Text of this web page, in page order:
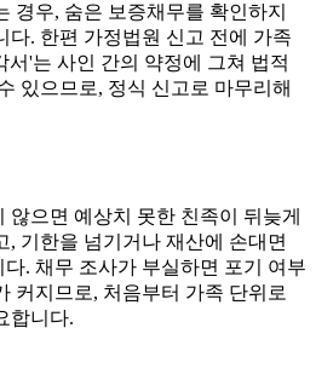
경우, 숨은 보증채무를 확인하지
다. 한편 가정법원 신고 전에 가족
서'는 사인 간의 약정에 그쳐 법적
있으므로, 정식 신고로 마무리해
않으면 예상치 못한 친족이 뒤늦게
, 기한을 넘기거나 재산에 손대면
. 채무 조사가 부실하면 포기 여부
커지므로, 처음부터 가족 단위로
합니다.